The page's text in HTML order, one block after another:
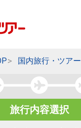
国内旅行・ツアー
旅行内容選択